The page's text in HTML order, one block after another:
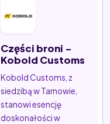
Części broni -
Kobold Customs
Kobold Customs, z
siedzibą w Tarnowie,
stanowi esencję
doskonałości w